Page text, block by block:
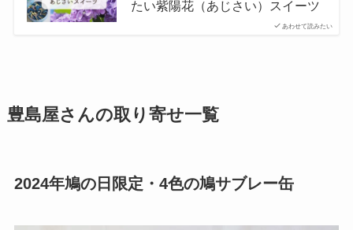
あわせて読みたい
たい紫陽花（あじさい）スイーツ
豊島屋さんの取り寄せ一覧
2024年鳩の日限定・4色の鳩サブレー缶